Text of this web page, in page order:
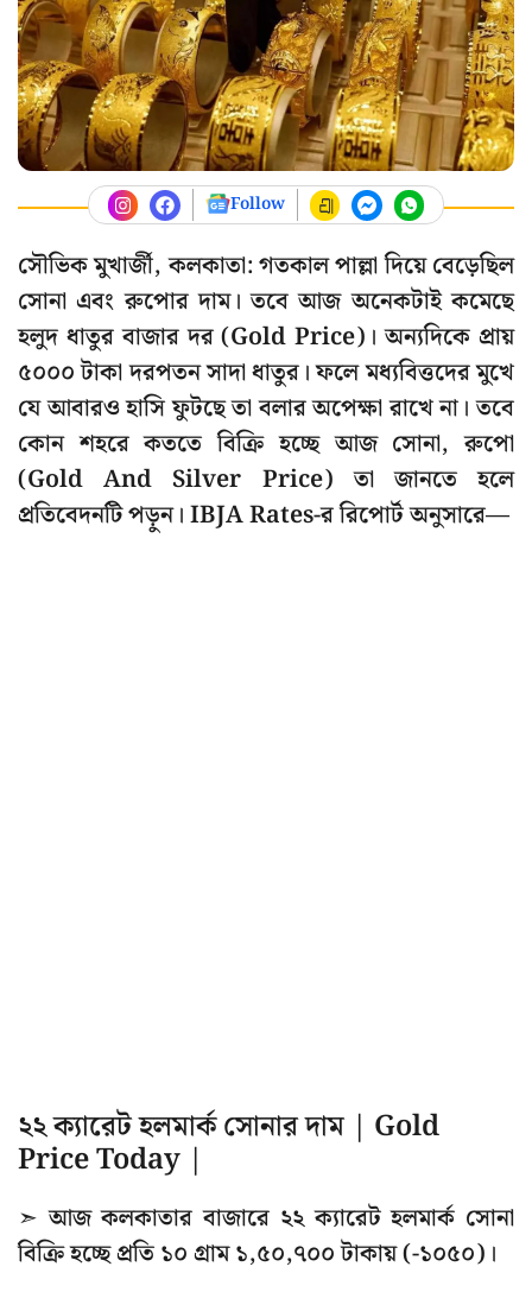
Follow
সৌভিক মুখার্জী, কলকাতা: গতকাল পাল্লা দিয়ে বেড়েছিল
সোনা এবং রুপোর দাম। তবে আজ অনেকটাই কমেছে
হলুদ ধাতুর বাজার দর (Gold Price)। অন্যদিকে প্রায়
৫০০০ টাকা দরপতন সাদা ধাতুর। ফলে মধ্যবিত্তদের মুখে
যে আবারও হাসি ফুটছে তা বলার অপেক্ষা রাখে না। তবে
কোন শহরে কততে বিক্রি হচ্ছে আজ সোনা, রুপো
(Gold And Silver Price) তা জানতে হলে
প্রতিবেদনটি পড়ুন। IBJA Rates-র রিপোর্ট অনুসারে—
২২ ক্যারেট হলমার্ক সোনার দাম | Gold
Price Today |
➣ আজ কলকাতার বাজারে ২২ ক্যারেট হলমার্ক সোনা
বিক্রি হচ্ছে প্রতি ১০ গ্রাম ১,৫০,৭০০ টাকায় (-১০৫০)।